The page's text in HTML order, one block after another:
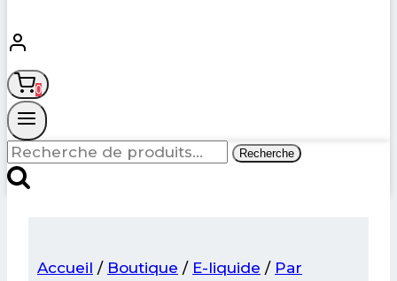
0
Recherche
pour :
Recherche
Accueil / Boutique / E-liquide / Par